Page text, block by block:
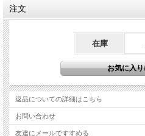
注文
在庫
返品についての詳細はこちら
お問い合わせ
友達にメールですすめる